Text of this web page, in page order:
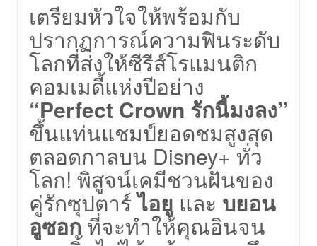
เตรียมหัวใจให้พร้อมกับ
ปรากฏการณ์ความฟินระดับ
โลกที่ส่งให้ซีรีส์โรแมนติก
คอมเมดี้แห่งปีอย่าง
“Perfect Crown รักนี้มงลง”
ขึ้นแท่นแชมป์ยอดชมสูงสุด
ตลอดกาลบน Disney+ ทั่ว
โลก! พิสูจน์เคมีชวนฝันของ
คู่รักซุปตาร์ไอยู และ บยอน
อูซอก ที่จะทำให้คุณอินจน